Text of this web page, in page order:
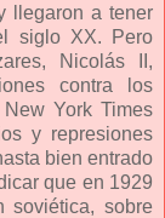
llegaron a tener
siglo XX. Pero
Nicolás II,
contra los
York Times
y represiones
bien entrado
que en 1929
soviética, sobre